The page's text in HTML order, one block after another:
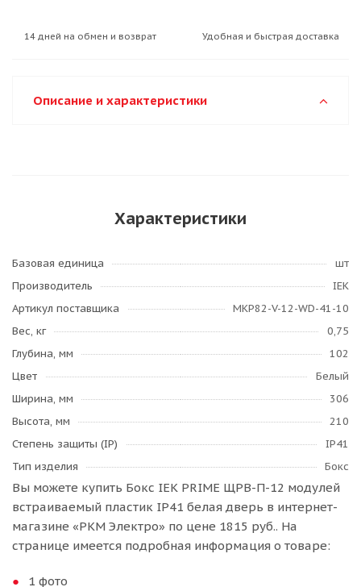
14 дней на обмен и возврат Удобная и быстрая доставка
Описание и характеристики
Характеристики
Базовая единица
шт
Производитель
IEK
Артикул поставщика
MKP82-V-12-WD-41-10
Вес, кг
0,75
Глубина, мм
102
Цвет
Белый
Ширина, мм
306
Высота, мм
210
Степень защиты (IP)
IP41
Тип изделия
Бокс
Вы можете купить Бокс IEK PRIME ЩРВ-П-12 модулей
встраиваемый пластик IP41 белая дверь в интернет-
магазине «РКМ Электро» по цене 1815 руб.. На
странице имеется подробная информация о товаре:
1 фото